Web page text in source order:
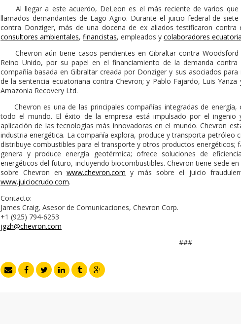
Al llegar a este acuerdo, DeLeon es el más reciente de varios que
llamados demandantes de Lago Agrio. Durante el juicio federal de
contra Donziger, más de una docena de ex aliados testificaron contra
consultores ambientales, financistas, empleados y colaboradores
Chevron aún tiene casos pendientes en Gibraltar contra Woodsford
Reino Unido, por su papel en el financiamiento de la demanda contra
compañía basada en Gibraltar creada por Donziger y sus asociados
de la sentencia ecuatoriana contra Chevron; y Pablo Fajardo, Luis
Amazonia Recovery Ltd.
Chevron es una de las principales compañías integradas de energía,
todo el mundo. El éxito de la empresa está impulsado por el ingenio
aplicación de las tecnologías más innovadoras en el mundo. Chevron
industria energética. La compañía explora, produce y transporta petróleo
distribuye combustibles para el transporte y otros productos energéticos;
genera y produce energía geotérmica; ofrece soluciones de
energéticos del futuro, incluyendo biocombustibles. Chevron tiene sede
sobre Chevron enwww.chevron.com y más sobre el juicio
www.juiciocrudo.com.
Contacto:
James Craig, Asesor de Comunicaciones, Chevron Corp.
+1 (925) 794-6253
jgzh@chevron.com
###